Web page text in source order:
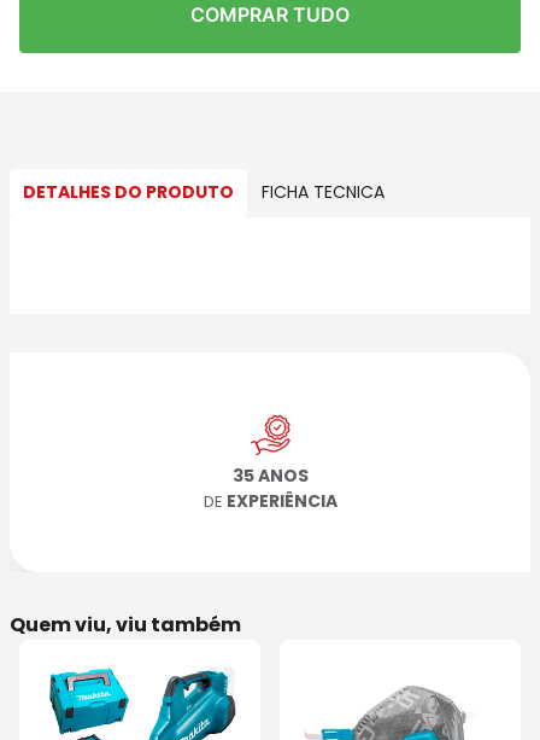
COMPRAR TUDO
DETALHES DO PRODUTO FICHA TECNICA
35 ANOS
DE EXPERIÊNCIA
Quem viu, viu também